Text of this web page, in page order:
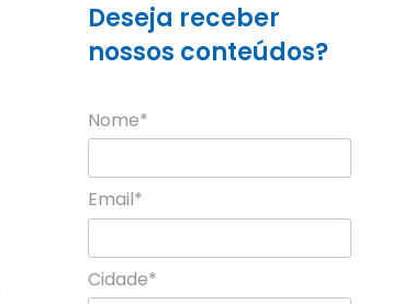
Deseja receber
nossos conteúdos?
Nome*
Email*
Cidade*